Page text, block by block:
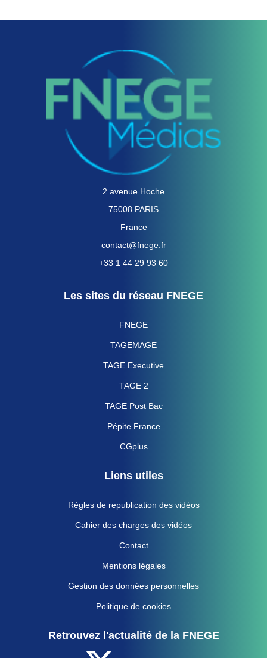
2 avenue Hoche
75008 PARIS
France
contact@fnege.fr
+33 1 44 29 93 60
Les sites du réseau FNEGE
FNEGE
TAGEMAGE
TAGE Executive
TAGE 2
TAGE Post Bac
Pépite France
CGplus
Liens utiles
Règles de republication des vidéos
Cahier des charges des vidéos
Contact
Mentions légales
Gestion des données personnelles
Politique de cookies
Retrouvez l'actualité de la FNEGE